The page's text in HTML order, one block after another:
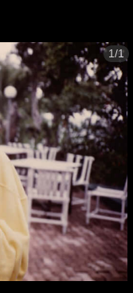
1/1